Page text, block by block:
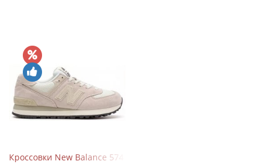
Кроссовки New Balance 574 Light Grey Pink